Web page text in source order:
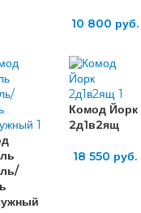
10 800 руб.
Комод Йорк
2д1в2ящ
18 550 руб.